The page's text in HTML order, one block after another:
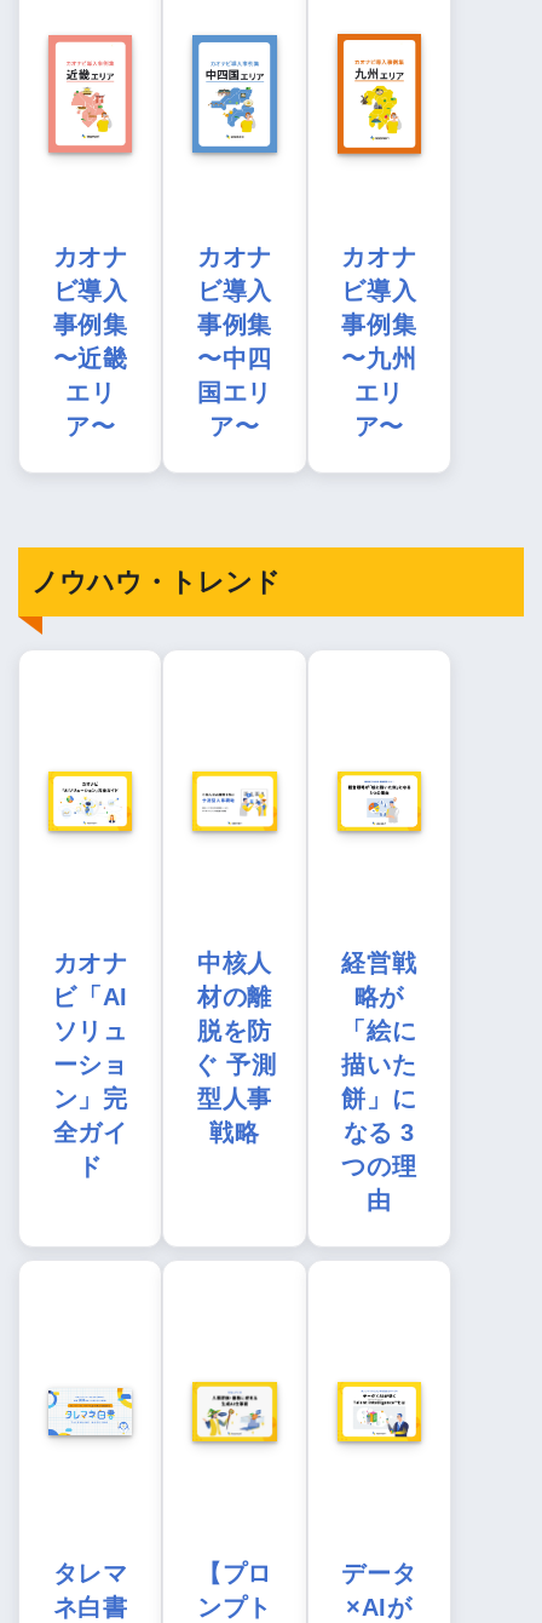
カオナ
ビ導入
事例集
〜近畿
エリ
ア〜
カオナ
ビ導入
事例集
〜中四
国エリ
ア〜
カオナ
ビ導入
事例集
〜九州
エリ
ア〜
ノウハウ・トレンド
カオナ
ビ「AI
ソリュ
ーショ
ン」完
全ガイ
ド
中核人
材の離
脱を防
ぐ 予測
型人事
戦略
経営戦
略が
「絵に
描いた
餅」に
なる 3
つの理
由
タレマ
ネ白書
【プロ
ンプト
データ
×AIが